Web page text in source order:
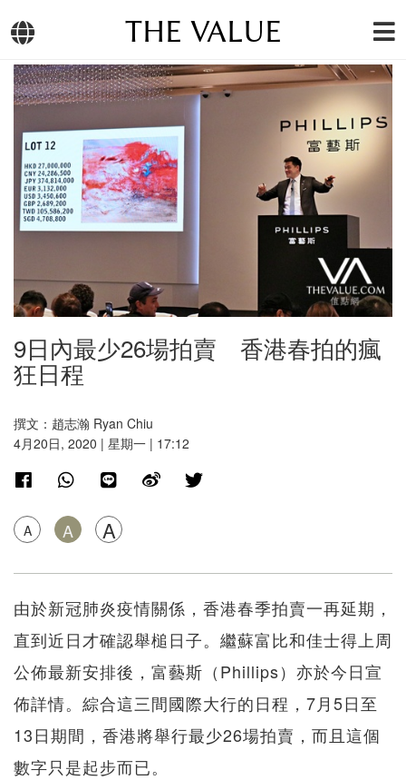
THE VALUE
9日內最少26場拍賣 香港春拍的瘋
狂日程
撰文：趙志瀚 Ryan Chiu
4月20日, 2020 | 星期一 | 17:12
A A A
由於新冠肺炎疫情關係，香港春季拍賣一再延期，
直到近日才確認舉槌日子。繼蘇富比和佳士得上周
公佈最新安排後，富藝斯（Phillips）亦於今日宣
佈詳情。綜合這三間國際大行的日程，7月5日至
13日期間，香港將舉行最少26場拍賣，而且這個
數字只是起步而已。